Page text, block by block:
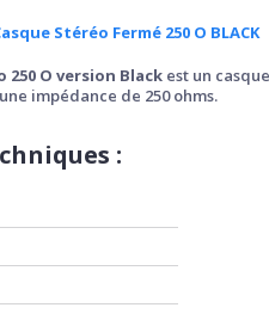
Stéréo Fermé 250 O BLACK
250 O version Black est un
impédance de 250 ohms.
: